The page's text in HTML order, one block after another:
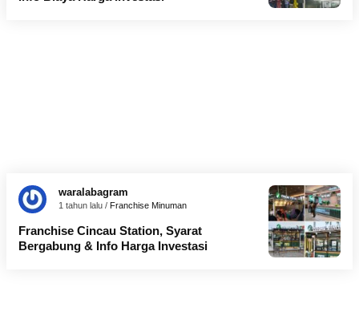
waralabagram
1 tahun lalu / Franchise Minuman
Franchise Cincau Station, Syarat
Bergabung & Info Harga Investasi